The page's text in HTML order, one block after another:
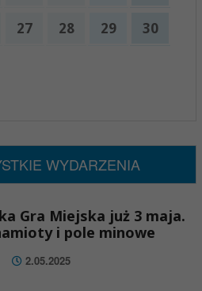
27 28 29 30
WYDARZENIA
Gra Miejska już 3 maja.
i pole minowe
2.05.2025